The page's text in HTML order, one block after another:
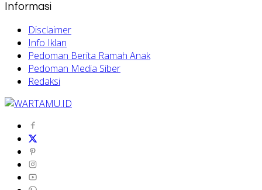
Informasi
Disclaimer
Info Iklan
Pedoman Berita Ramah Anak
Pedoman Media Siber
Redaksi